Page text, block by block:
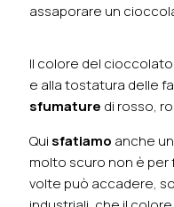
assaporare un
Il colore del
e alla tostatura delle
sfumature di rosso,
Qui sfatiamo anche un
molto scuro non è per
volte può accadere,